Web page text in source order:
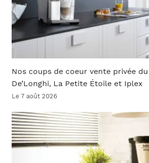
Nos coups de coeur vente privée
De’Longhi, La Petite Étoile et Iplex
Le 7 août 2026